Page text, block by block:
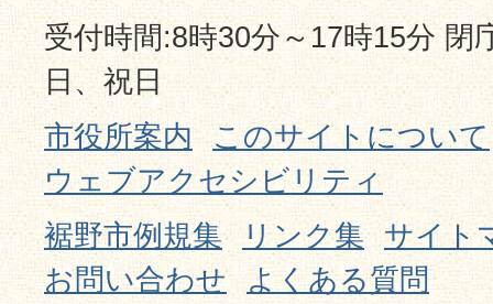
受付時間:8時30分～17時15分 閉
日、祝日
市役所案内
このサイトについて
ウェブアクセシビリティ
裾野市例規集
リンク集
サイト
お問い合わせ よくある質問